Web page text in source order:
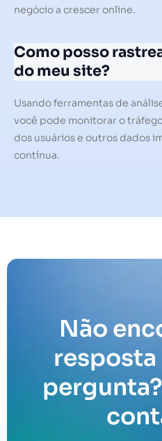
negócio a crescer online.
Como posso
do meu site?
Usando ferramentas de
você pode monitorar o
dos usuários e outros dados
contínua.
Não
resposta